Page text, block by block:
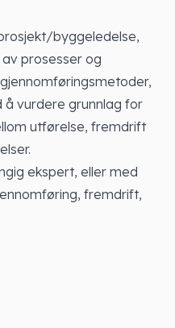
byggeledelse,
prosesser og
å vurdere grunnlag for
utførelse, fremdrift
ekspert, eller med
fremdrift,